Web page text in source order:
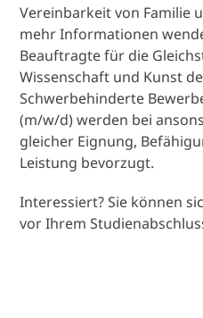
Vereinbarkeit von Familie
mehr Informationen
Beauftragte für die
Wissenschaft und Kunst
Schwerbehinderte
(m/w/d) werden bei
gleicher Eignung,
Leistung bevorzugt.
Interessiert? Sie können
vor Ihrem